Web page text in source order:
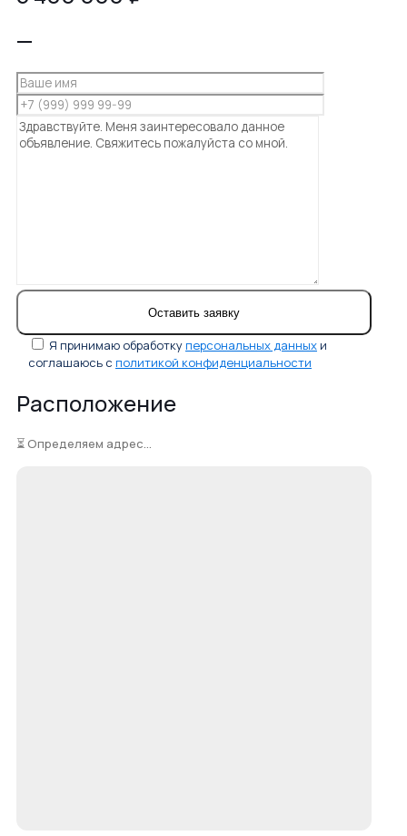
—
Я принимаю обработкуперсональных данных и
соглашаюсь с политикой конфиденциальности
Расположение
⏳ Определяем адрес...